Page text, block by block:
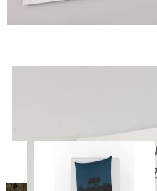
Kuhstall effizient organisieren"
zur regelmäßigen Anwendung/
Das könnte Ihnen auch gefallen